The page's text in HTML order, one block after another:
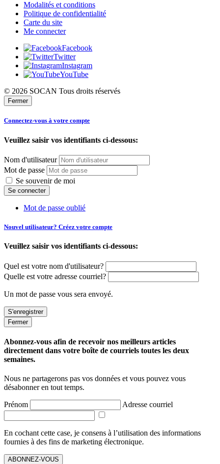
Modalités et conditions
Politique de confidentialité
Carte du site
Me connecter
Facebook
Twitter
Instagram
YouTube
© 2026 SOCAN Tous droits réservés
Fermer
Connectez-vous à votre compte
Veuillez saisir vos identifiants ci-dessous:
Nom d'utilisateur
Mot de passe
Se souvenir de moi
Mot de passe oublié
Nouvel utilisateur? Créez votre compte
Veuillez saisir vos identifiants ci-dessous:
Quel est votre nom d'utilisateur?
Quelle est votre adresse courriel?
Un mot de passe vous sera envoyé.
Fermer
Abonnez-vous afin de recevoir nos meilleurs articles
directement dans votre boîte de courriels toutes les deux
semaines.
Nous ne partagerons pas vos données et vous pouvez vous
désabonner en tout temps.
Prénom Adresse courriel
En cochant cette case, je consens à l’utilisation des informations
fournies à des fins de marketing électronique.
ABONNEZ-VOUS